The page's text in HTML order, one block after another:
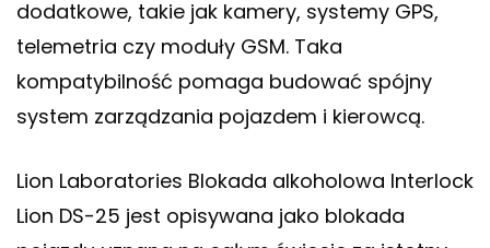
dodatkowe, takie jak kamery, systemy GPS,
telemetria czy moduły GSM. Taka
kompatybilność pomaga budować spójny
system zarządzania pojazdem i kierowcą.
Lion Laboratories Blokada alkoholowa Interlock
Lion DS-25 jest opisywana jako blokada